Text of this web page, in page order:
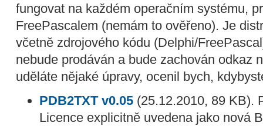
fungovat na každém operačním systému,
FreePascalem (nemám to ověřeno). Je
včetně zdrojového kódu (Delphi/
nebude prodáván a bude zachován odkaz
uděláte nějaké úpravy, ocenil bych,
PDB2TXT v0.05 (25.12.2010, 89 KB).
Licence explicitně uvedena jako nová